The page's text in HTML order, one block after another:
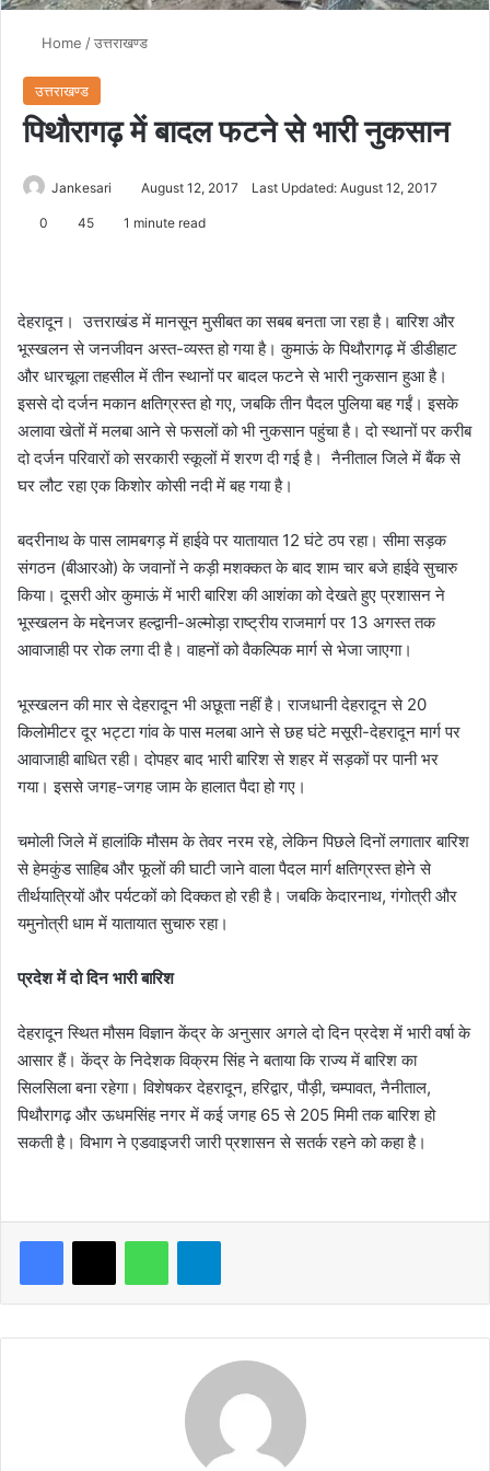
Home /उत्तराखण्ड
उत्तराखण्ड
पिथौरागढ़ में बादल फटने से भारी नुकसान
Jankesari August 12, 2017 Last Updated: August 12, 2017
0 45 1 minute read
देहरादून। उत्तराखंड में मानसून मुसीबत का सबब बनता जा रहा है। बारिश और
भूस्खलन से जनजीवन अस्त-व्यस्त हो गया है। कुमाऊं के पिथौरागढ़ में डीडीहाट
और धारचूला तहसील में तीन स्थानों पर बादल फटने से भारी नुकसान हुआ है।
इससे दो दर्जन मकान क्षतिग्रस्त हो गए, जबकि तीन पैदल पुलिया बह गईं। इसके
अलावा खेतों में मलबा आने से फसलों को भी नुकसान पहुंचा है। दो स्थानों पर करीब
दो दर्जन परिवारों को सरकारी स्कूलों में शरण दी गई है। नैनीताल जिले में बैंक से
घर लौट रहा एक किशोर कोसी नदी में बह गया है।
बदरीनाथ के पास लामबगड़ में हाईवे पर यातायात 12 घंटे ठप रहा। सीमा सड़क
संगठन (बीआरओ) के जवानों ने कड़ी मशक्कत के बाद शाम चार बजे हाईवे सुचारु
किया। दूसरी ओर कुमाऊं में भारी बारिश की आशंका को देखते हुए प्रशासन ने
भूस्खलन के मद्देनजर हल्द्वानी-अल्मोड़ा राष्ट्रीय राजमार्ग पर 13 अगस्त तक
आवाजाही पर रोक लगा दी है। वाहनों को वैकल्पिक मार्ग से भेजा जाएगा।
भूस्खलन की मार से देहरादून भी अछूता नहीं है। राजधानी देहरादून से 20
किलोमीटर दूर भट्टा गांव के पास मलबा आने से छह घंटे मसूरी-देहरादून मार्ग पर
आवाजाही बाधित रही। दोपहर बाद भारी बारिश से शहर में सड़कों पर पानी भर
गया। इससे जगह-जगह जाम के हालात पैदा हो गए।
चमोली जिले में हालांकि मौसम के तेवर नरम रहे, लेकिन पिछले दिनों लगातार बारिश
से हेमकुंड साहिब और फूलों की घाटी जाने वाला पैदल मार्ग क्षतिग्रस्त होने से
तीर्थयात्रियों और पर्यटकों को दिक्कत हो रही है। जबकि केदारनाथ, गंगोत्री और
यमुनोत्री धाम में यातायात सुचारु रहा।
प्रदेश में दो दिन भारी बारिश
देहरादून स्थित मौसम विज्ञान केंद्र के अनुसार अगले दो दिन प्रदेश में भारी वर्षा के
आसार हैं। केंद्र के निदेशक विक्रम सिंह ने बताया कि राज्य में बारिश का
सिलसिला बना रहेगा। विशेषकर देहरादून, हरिद्वार, पौड़ी, चम्पावत, नैनीताल,
पिथौरागढ़ और ऊधमसिंह नगर में कई जगह 65 से 205 मिमी तक बारिश हो
सकती है। विभाग ने एडवाइजरी जारी प्रशासन से सतर्क रहने को कहा है।